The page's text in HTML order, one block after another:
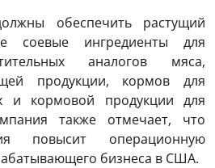
обеспечить растущий
соевые ингредиенты для
аналогов мяса,
продукции, кормов для
и кормовой продукции для
также отмечает, что
повысит операционную
бизнеса в США.